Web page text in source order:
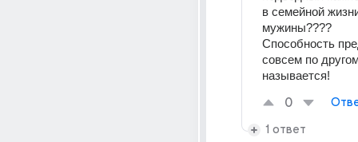
в семейной
мужины????
Способность
совсем по
называется!
0
1 ответ